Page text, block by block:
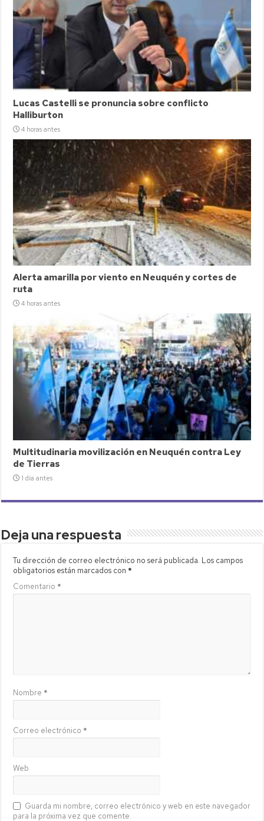
Lucas Castelli se pronuncia sobre conflicto
Halliburton
4 horas antes
Alerta amarilla por viento en Neuquén y cortes de
ruta
4 horas antes
Multitudinaria movilización en Neuquén contra Ley
de Tierras
1 día antes
Deja una respuesta
Tu dirección de correo electrónico no será publicada. Los campos
obligatorios están marcados con *
Comentario *
Nombre *
Correo electrónico *
Web
Guarda mi nombre, correo electrónico y web en este navegador
para la próxima vez que comente.